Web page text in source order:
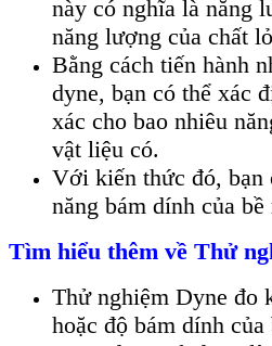
này có nghĩa là năng
năng lượng của chất
Bằng cách tiến hành
dyne, bạn có thể xác
xác cho bao nhiêu
vật liệu có.
Với kiến ​​thức đó, bạn
năng bám dính của bề
Tìm hiểu thêm về Thử
Thử nghiệm Dyne đo
hoặc độ bám dính của